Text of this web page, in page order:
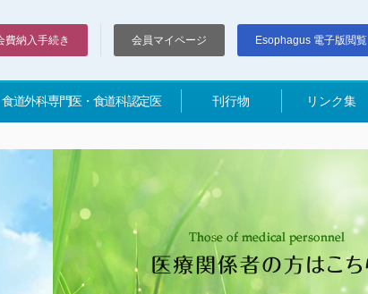
費納入手続き 会員マイページ Esophagus 電子版閲覧
食道外科専門医・食道科認定医 刊行物 リンク集